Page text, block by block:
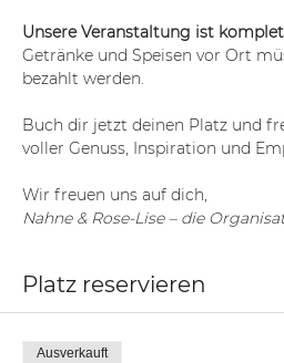
Unsere Veranstaltung ist
Getränke und Speisen vor Ort
bezahlt werden.
Buch dir jetzt deinen Platz und
voller Genuss, Inspiration und
Wir freuen uns auf dich,
Nahne & Rose-Lise – die
Platz reservieren
Ausverkauft